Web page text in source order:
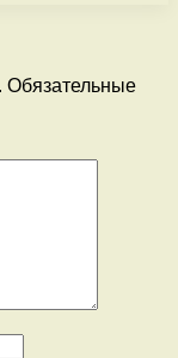
Обязательные